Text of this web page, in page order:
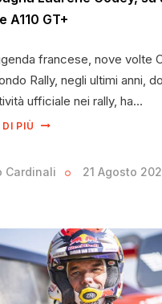
A110 GT+
francese, nove volte
Rally, negli ultimi anni,
ufficiale nei rally, ha…
DI PIÙ
Cardinali 21 Agosto